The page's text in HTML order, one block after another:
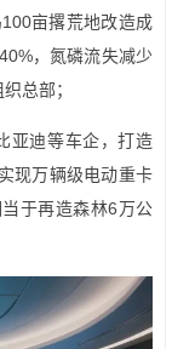
亩撂荒地改造成
，氮磷流失减少
总部；
亚迪等车企，打造
现万辆级电动重卡
于再造森林6万公